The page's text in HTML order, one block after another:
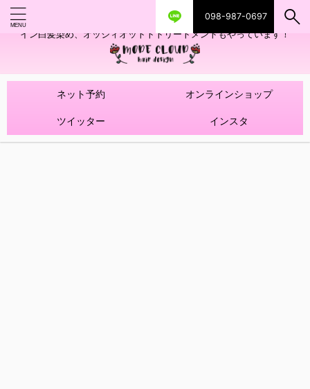
098-987-0697
艶ツヤヘアカラー！髪質改善トリートメントやハイライトを使ったデザ
イン白髪染め、オッジィオットトトリートメントもやっています！
ネット予約 オンラインショップ
ツイッター インスタ